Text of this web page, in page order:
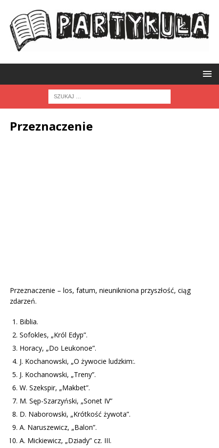
Przeznaczenie
Przeznaczenie – los, fatum, nieunikniona przyszłość, ciąg
zdarzeń.
Biblia.
Sofokles, „Król Edyp”.
Horacy, „Do Leukonoe”.
J. Kochanowski, „O żywocie ludzkim:.
J. Kochanowski, „Treny”.
W. Szekspir, „Makbet”.
M. Sęp-Szarzyński, „Sonet IV”
D. Naborowski, „Krótkość żywota”.
A. Naruszewicz, „Balon”.
A. Mickiewicz, „Dziady” cz. III.